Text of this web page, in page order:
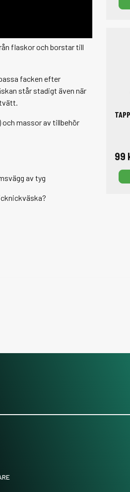
flaskor och borstar till
facken efter
står stadigt även när
och massor av tillbehör
av tyg
99